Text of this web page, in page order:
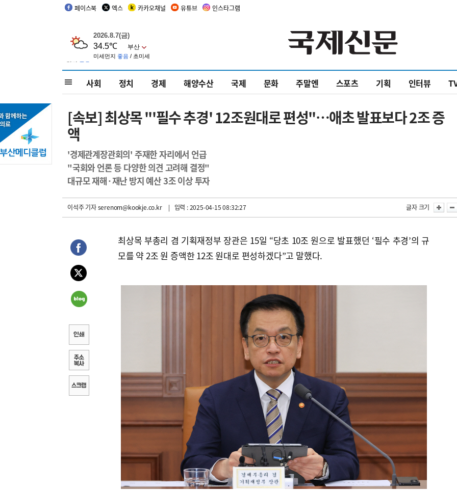
페이스북 엑스 카카오채널 유튜브 인스타그램
사회 정치 경제 해양수산 국제 문화 주말엔 스포츠 기획 인터뷰
[속보] 최상목 "'필수 추경' 12조원대로 편성"…애초 발표보다 2조 증
액
'경제관계장관회의' 주재한 자리에서 언급
"국회와 언론 등 다양한 의견 고려해 결정"
대규모 재해·재난 방지 예산 3조 이상 투자
이석주 기자serenom@kookje.co.kr | 입력 : 2025-04-15 08:32:27 글자 크기
최상목 부총리 겸 기획재정부 장관은 15일 “당초 10조 원으로 발표했던 ‘필수 추경’의 규
모를 약 2조 원 증액한 12조 원대로 편성하겠다”고 말했다.